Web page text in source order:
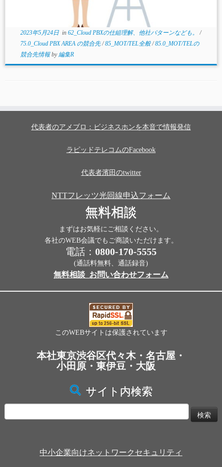
2023年5月24日in 62_Cloud PBXの仕組理解、他社パターンなども。/
75.0_Cloud PBX AREA の競合先/85_MOT/TEL全般/85.0_MOT/TELの
競合先情報by編集R
代表者のアメブロ：ビジネスホンを本音で情報発信
ラピッドテレコムのFacebook
代表者濱田のtwitter
NTTフレッツ光回線申込フォーム
無料相談
まずはお気軽にご相談ください。
各社のWEB会議でもご商談いただけます。
電話： 0800-170-5555
(通話料無料、通話録音)
無料相談_お問い合わせフォーム
このWEBサイトは保護されています
本社東京渋谷区代々木・名古屋・
小田原・東伊豆・大阪
サイト内検索
索:
中小企業向けネットワークセキュリティ